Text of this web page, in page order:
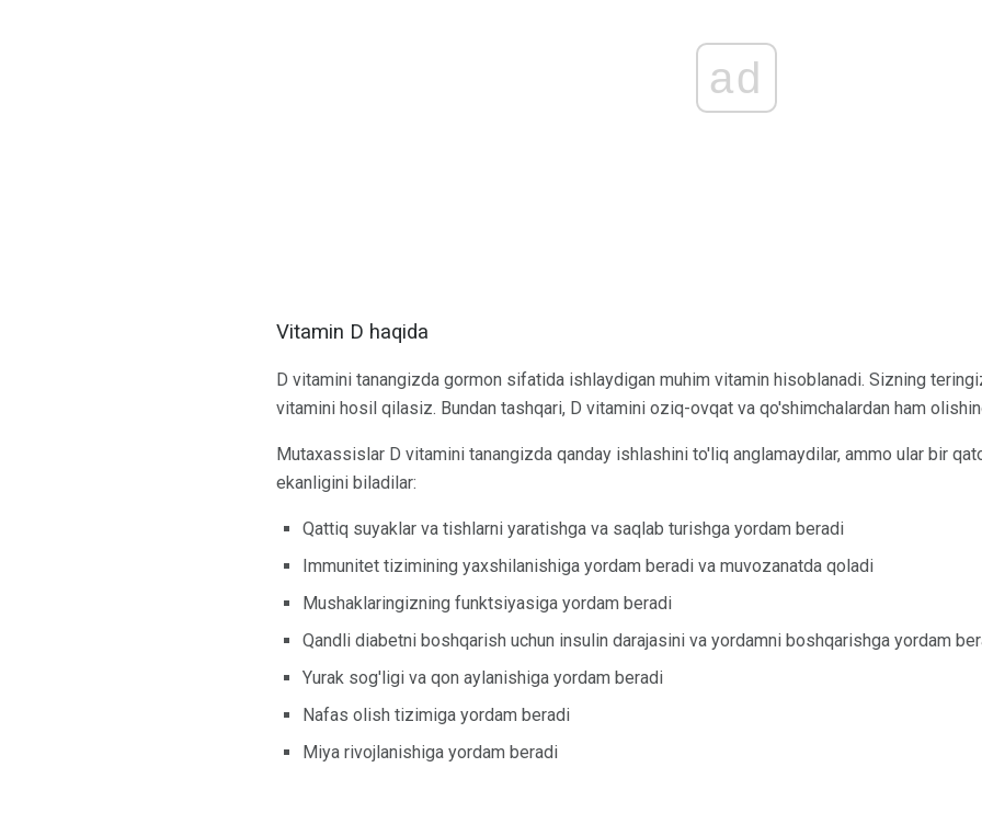
ad
Vitamin D haqida
D vitamini tanangizda gormon sifatida ishlaydigan muhim vitamin hisoblanadi. Sizning
vitamini hosil qilasiz. Bundan tashqari, D vitamini oziq-ovqat va qo'shimchalardan ham
Mutaxassislar D vitamini tanangizda qanday ishlashini to'liq anglamaydilar, ammo ular bir
ekanligini biladilar:
Qattiq suyaklar va tishlarni yaratishga va saqlab turishga yordam beradi
Immunitet tizimining yaxshilanishiga yordam beradi va muvozanatda qoladi
Mushaklaringizning funktsiyasiga yordam beradi
Qandli diabetni boshqarish uchun insulin darajasini va yordamni boshqarishga yordam
Yurak sog'ligi va qon aylanishiga yordam beradi
Nafas olish tizimiga yordam beradi
Miya rivojlanishiga yordam beradi